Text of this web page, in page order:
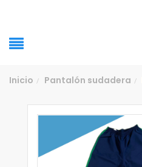
Inicio / Pantalón sudadera /